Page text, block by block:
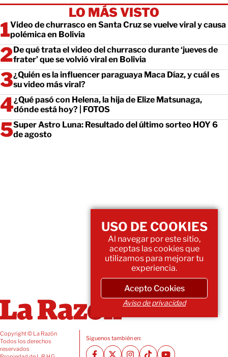
LO MÁS VISTO
Video de churrasco en Santa Cruz se vuelve viral y causa
polémica en Bolivia
De qué trata el video del churrasco durante ‘jueves de
frater’ que se volvió viral en Bolivia
¿Quién es la influencer paraguaya Maca Díaz, y cuál es
su video más viral?
¿Qué pasó con Helena, la hija de Elize Matsunaga,
dónde está hoy? | FOTOS
Super Astro Luna: Resultado del último sorteo HOY 6
de agosto
Copyright © La Razón
Todos los derechos
reservados
Siguenos también en:
USO DE COOKIES
Al navegar por este sitio,
aceptas las cookies que
utilizamos para mejorar tu
experiencia.
Acepto Cookies
Aviso de privacidad